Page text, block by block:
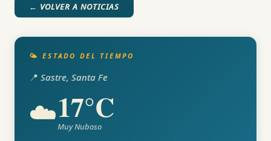
← VOLVER A NOTICIAS
🌤️ ESTADO DEL TIEMPO
📍 Sastre, Santa Fe
☁️17°C
Muy Nuboso